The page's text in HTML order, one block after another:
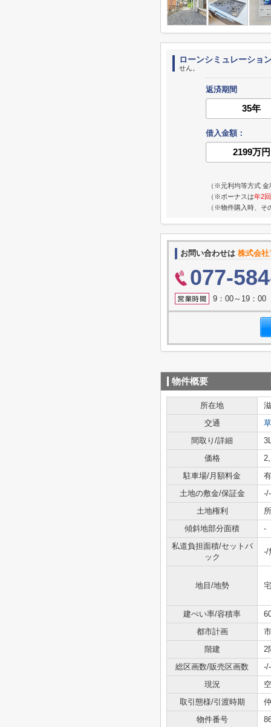
ローンシミュレーショ
せん。
返済期間
借入金額：
（※元利均等方式 金
（※ボーナスは年2回
（※物件購入時、そ
お問い合わせは 株式会
077-
9：00～19：00
物件概要
所在地
交通
間取り/詳細
価格
駐車場/月額料金
土地の敷金/保証金
-/-
土地権利
傾斜地部分面積
-
私道負担面積/セットバ
ック
-/
地目/地勢
建ぺい率/容積率
都市計画
階建
2
総区画数/販売区画数
-/-
現況
取引態様/引渡時期
物件番号